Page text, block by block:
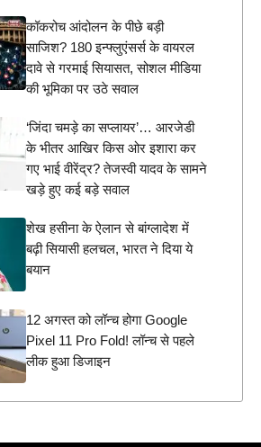
कॉकरोच आंदोलन के पीछे बड़ी
साजिश? 180 इन्फ्लुएंसर्स के वायरल
दावे से गरमाई सियासत, सोशल मीडिया
की भूमिका पर उठे सवाल
‘जिंदा चमड़े का सप्लायर’… आरजेडी
के भीतर आखिर किस ओर इशारा कर
गए भाई वीरेंद्र? तेजस्वी यादव के सामने
खड़े हुए कई बड़े सवाल
शेख हसीना के ऐलान से बांग्लादेश में
बढ़ी सियासी हलचल, भारत ने दिया ये
बयान
12 अगस्त को लॉन्च होगा Google
Pixel 11 Pro Fold! लॉन्च से पहले
लीक हुआ डिजाइन